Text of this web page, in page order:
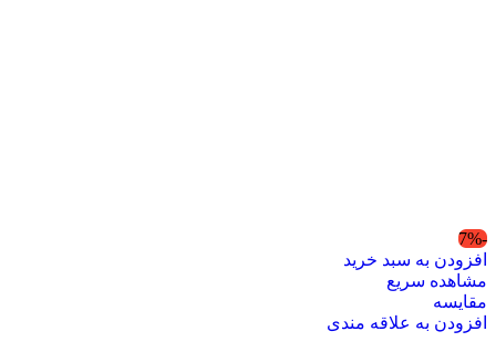
-7%
افزودن به سبد خرید
مشاهده سریع
مقایسه
افزودن به علاقه مندی